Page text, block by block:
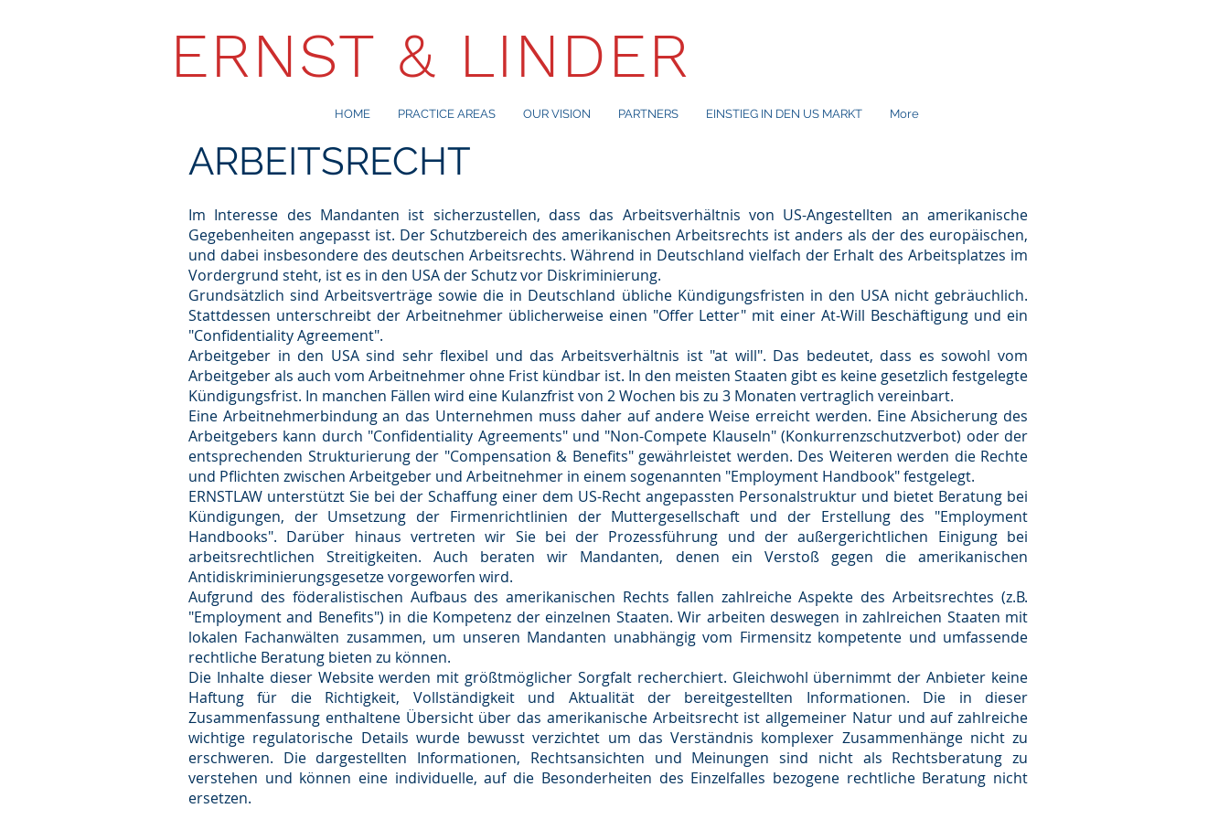
ERNST & LINDER
HOME PRACTICE AREAS OUR VISION PARTNERS EINSTIEG IN DEN US MARKT More
ARBEITSRECHT
Im Interesse des Mandanten ist sicherzustellen, dass das Arbeitsverhältnis von US-Angestellten an amerikanische
Gegebenheiten angepasst ist. Der Schutzbereich des amerikanischen Arbeitsrechts ist anders als der des europäischen,
und dabei insbesondere des deutschen Arbeitsrechts. Während in Deutschland vielfach der Erhalt des Arbeitsplatzes im
Vordergrund steht, ist es in den USA der Schutz vor Diskriminierung.
Grundsätzlich sind Arbeitsverträge sowie die in Deutschland übliche Kündigungsfristen in den USA nicht gebräuchlich.
Stattdessen unterschreibt der Arbeitnehmer üblicherweise einen "Offer Letter" mit einer At-Will Beschäftigung und ein
"Confidentiality Agreement".
Arbeitgeber in den USA sind sehr flexibel und das Arbeitsverhältnis ist "at will". Das bedeutet, dass es sowohl vom
Arbeitgeber als auch vom Arbeitnehmer ohne Frist kündbar ist. In den meisten Staaten gibt es keine gesetzlich festgelegte
Kündigungsfrist. In manchen Fällen wird eine Kulanzfrist von 2 Wochen bis zu 3 Monaten vertraglich vereinbart.
Eine Arbeitnehmerbindung an das Unternehmen muss daher auf andere Weise erreicht werden. Eine Absicherung des
Arbeitgebers kann durch "Confidentiality Agreements" und "Non-Compete Klauseln" (Konkurrenzschutzverbot) oder der
entsprechenden Strukturierung der "Compensation & Benefits" gewährleistet werden. Des Weiteren werden die Rechte
und Pflichten zwischen Arbeitgeber und Arbeitnehmer in einem sogenannten "Employment Handbook" festgelegt.
ERNSTLAW unterstützt Sie bei der Schaffung einer dem US-Recht angepassten Personalstruktur und bietet Beratung bei
Kündigungen, der Umsetzung der Firmenrichtlinien der Muttergesellschaft und der Erstellung des "Employment
Handbooks". Darüber hinaus vertreten wir Sie bei der Prozessführung und der außergerichtlichen Einigung bei
arbeitsrechtlichen Streitigkeiten. Auch beraten wir Mandanten, denen ein Verstoß gegen die amerikanischen
Antidiskriminierungsgesetze vorgeworfen wird.
Aufgrund des föderalistischen Aufbaus des amerikanischen Rechts fallen zahlreiche Aspekte des Arbeitsrechtes (z.B.
"Employment and Benefits") in die Kompetenz der einzelnen Staaten. Wir arbeiten deswegen in zahlreichen Staaten mit
lokalen Fachanwälten zusammen, um unseren Mandanten unabhängig vom Firmensitz kompetente und umfassende
rechtliche Beratung bieten zu können.
Die Inhalte dieser Website werden mit größtmöglicher Sorgfalt recherchiert. Gleichwohl übernimmt der Anbieter keine
Haftung für die Richtigkeit, Vollständigkeit und Aktualität der bereitgestellten Informationen. Die in dieser
Zusammenfassung enthaltene Übersicht über das amerikanische Arbeitsrecht ist allgemeiner Natur und auf zahlreiche
wichtige regulatorische Details wurde bewusst verzichtet um das Verständnis komplexer Zusammenhänge nicht zu
erschweren. Die dargestellten Informationen, Rechtsansichten und Meinungen sind nicht als Rechtsberatung zu
verstehen und können eine individuelle, auf die Besonderheiten des Einzelfalles bezogene rechtliche Beratung nicht
ersetzen.